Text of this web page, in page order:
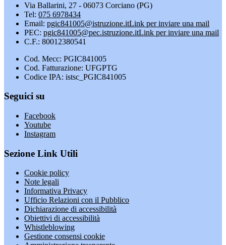
Via Ballarini, 27 - 06073 Corciano (PG)
Tel: 075 6978434
Email: pgic841005@istruzione.itLink per inviare una mail
PEC: pgic841005@pec.istruzione.itLink per inviare una mail
C.F.: 80012380541
Cod. Mecc: PGIC841005
Cod. Fatturazione: UFGPTG
Codice IPA: istsc_PGIC841005
Seguici su
Facebook
Youtube
Instagram
Sezione Link Utili
Cookie policy
Note legali
Informativa Privacy
Ufficio Relazioni con il Pubblico
Dichiarazione di accessibilità
Obiettivi di accessibilità
Whistleblowing
Gestione consensi cookie